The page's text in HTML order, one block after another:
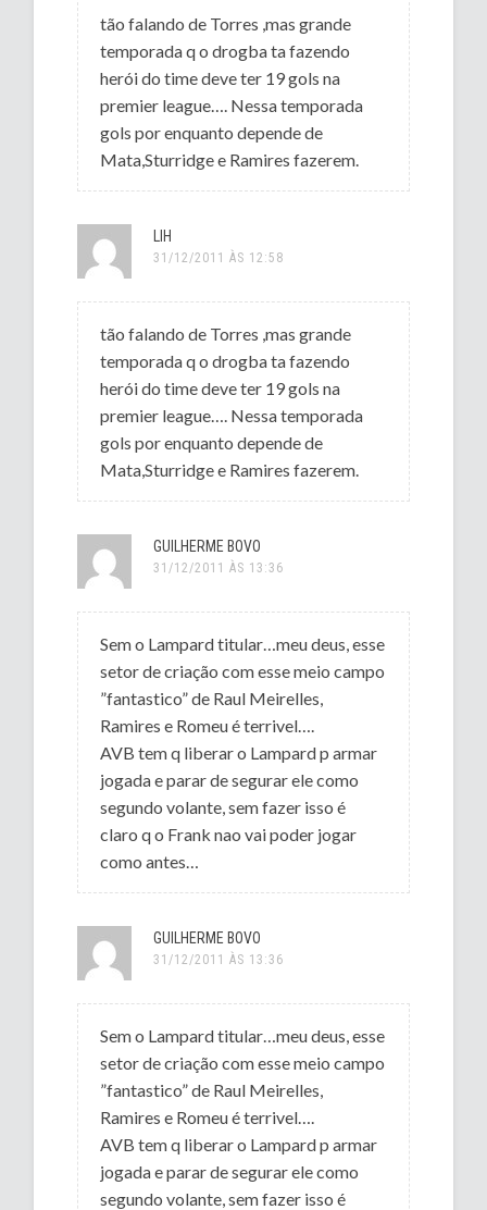
tão falando de Torres ,mas grande
temporada q o drogba ta fazendo
herói do time deve ter 19 gols na
premier league…. Nessa temporada
gols por enquanto depende de
Mata,Sturridge e Ramires fazerem.
LIH
31/12/2011 ÀS 12:58
tão falando de Torres ,mas grande
temporada q o drogba ta fazendo
herói do time deve ter 19 gols na
premier league…. Nessa temporada
gols por enquanto depende de
Mata,Sturridge e Ramires fazerem.
GUILHERME BOVO
31/12/2011 ÀS 13:36
Sem o Lampard titular…meu deus, esse
setor de criação com esse meio campo
”fantastico” de Raul Meirelles,
Ramires e Romeu é terrivel….
AVB tem q liberar o Lampard p armar
jogada e parar de segurar ele como
segundo volante, sem fazer isso é
claro q o Frank nao vai poder jogar
como antes…
GUILHERME BOVO
31/12/2011 ÀS 13:36
Sem o Lampard titular…meu deus, esse
setor de criação com esse meio campo
”fantastico” de Raul Meirelles,
Ramires e Romeu é terrivel….
AVB tem q liberar o Lampard p armar
jogada e parar de segurar ele como
segundo volante, sem fazer isso é